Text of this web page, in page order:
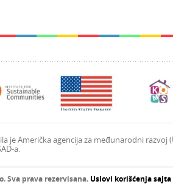
je Američka agencija za međunarodni
a.
Sva prava rezervisana. Uslovi korišćenja sajta